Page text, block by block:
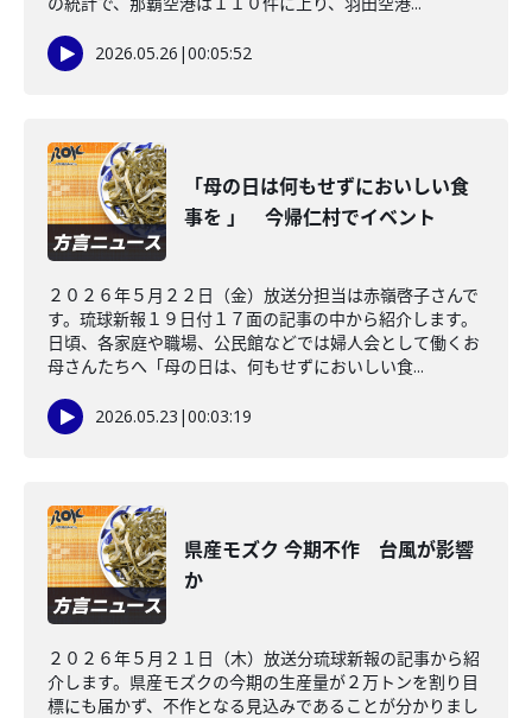
2026.05.26 |00:05:52
「母の日は何もせずにおいしい食
事を 」 今帰仁村でイベント
２０２６年５月２２日（金）放送分担当は赤嶺啓子さんで
す。琉球新報１９日付１７面の記事の中から紹介します。
日頃、各家庭や職場、公民館などでは婦人会として働くお
母さんたちへ「母の日は、何もせずにおいしい食...
2026.05.23 |00:03:19
県産モズク 今期不作 台風が影響
か
２０２６年５月２１日（木）放送分琉球新報の記事から紹
介します。県産モズクの今期の生産量が２万トンを割り目
標にも届かず、不作となる見込みであることが分かりまし